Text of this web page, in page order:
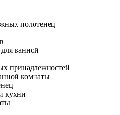
полотенец
ванной
принадлежностей
комнаты
кухни